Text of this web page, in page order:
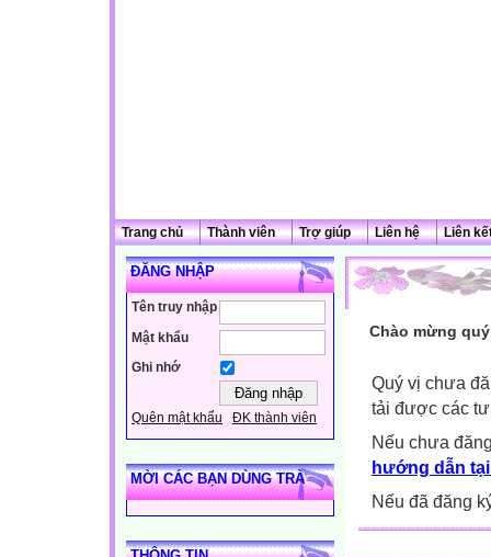
Trang chủ Thành viên Trợ giúp Liên hệ Liên
ĐĂNG NHẬP
Tên truy nhập
Mật khẩu
Ghi nhớ
Quên mật khẩu ĐK thành viên
MỜI CÁC BẠN DÙNG TRÀ
Chào mừng
Quý vị chưa
tải được các
Nếu chưa
hướng dẫn
Nếu đã đăng